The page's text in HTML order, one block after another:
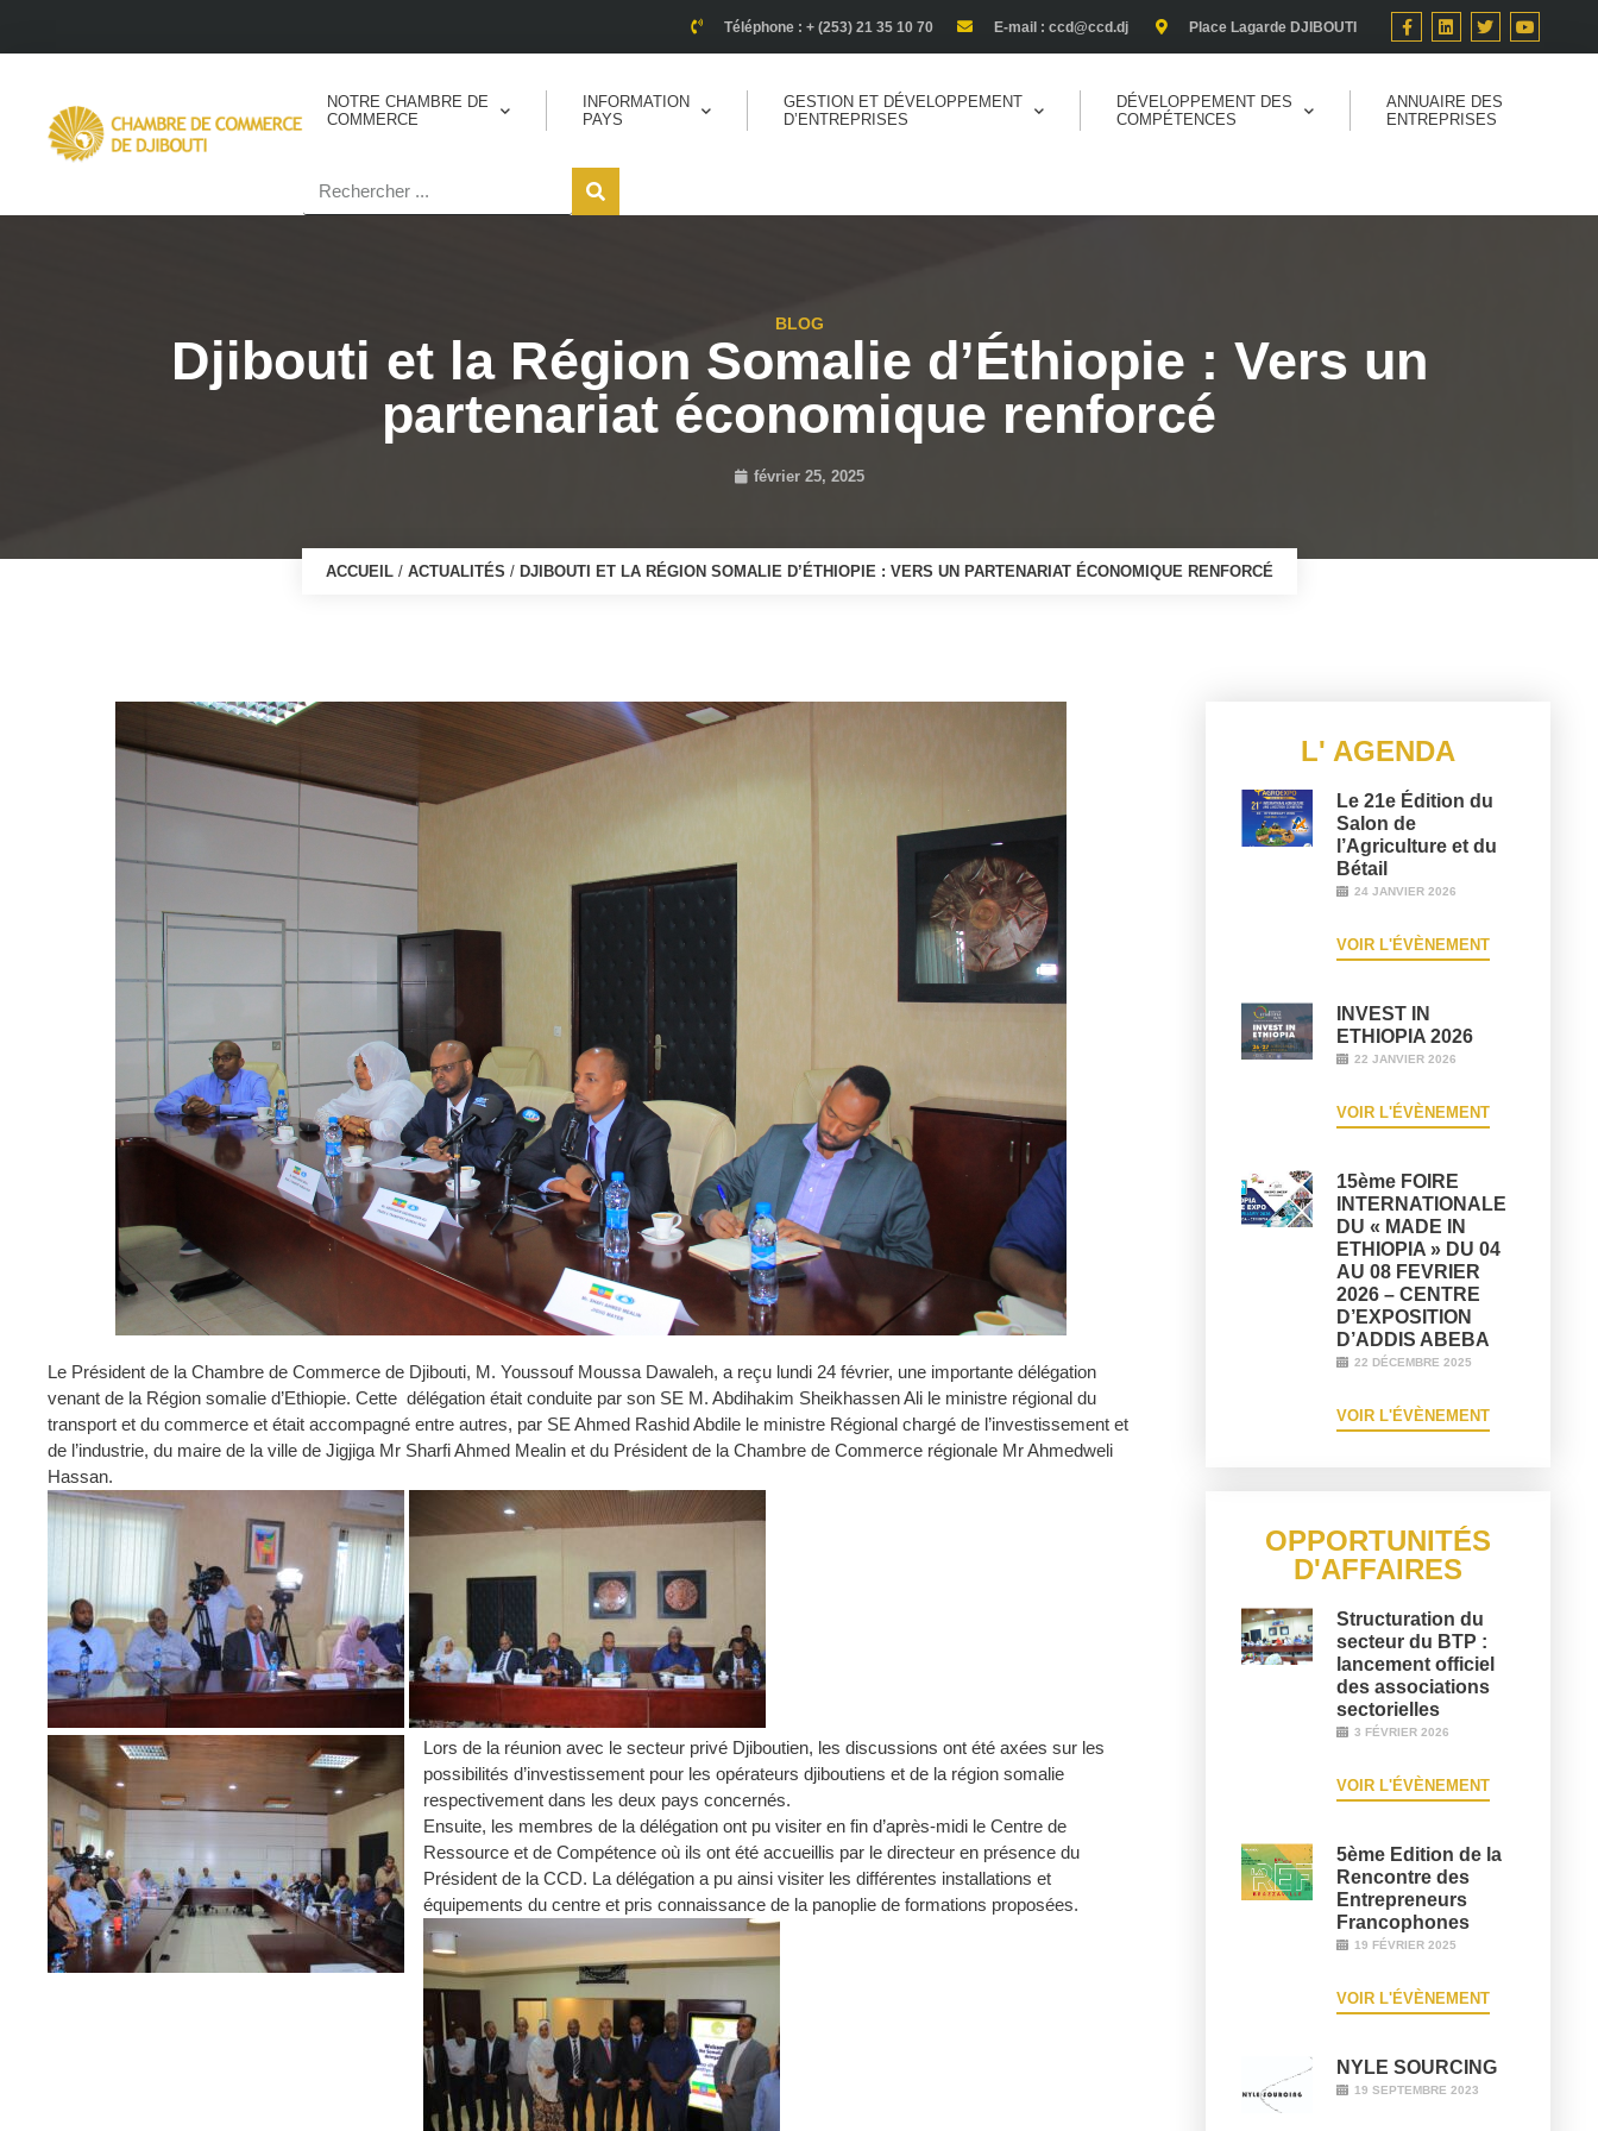
Téléphone : + (253) 21 35 10 70 E-mail : ccd@ccd.dj Place Lagarde DJIBOUTI
NOTRE CHAMBRE DE
COMMERCE
INFORMATION
PAYS
GESTION ET DÉVELOPPEMENT
D’ENTREPRISES
DÉVELOPPEMENT DES
COMPÉTENCES
ANNUAIRE DES
ENTREPRISES
BLOG
Djibouti et la Région Somalie d’Éthiopie : Vers un
partenariat économique renforcé
février 25, 2025
ACCUEIL/ ACTUALITÉS / DJIBOUTI ET LA RÉGION SOMALIE D’ÉTHIOPIE : VERS UN PARTENARIAT ÉCONOMIQUE RENFORCÉ
Le Président de la Chambre de Commerce de Djibouti, M. Youssouf Moussa Dawaleh, a reçu lundi 24 février, une importante délégation
venant de la Région somalie d’Ethiopie. Cette délégation était conduite par son SE M. Abdihakim Sheikhassen Ali le ministre régional du
transport et du commerce et était accompagné entre autres, par SE Ahmed Rashid Abdile le ministre Régional chargé de l’investissement et
de l’industrie, du maire de la ville de Jigjiga Mr Sharfi Ahmed Mealin et du Président de la Chambre de Commerce régionale Mr Ahmedweli
Hassan.
Lors de la réunion avec le secteur privé Djiboutien, les discussions ont été axées sur les
possibilités d’investissement pour les opérateurs djiboutiens et de la région somalie
respectivement dans les deux pays concernés.
Ensuite, les membres de la délégation ont pu visiter en fin d’après-midi le Centre de
Ressource et de Compétence où ils ont été accueillis par le directeur en présence du
Président de la CCD. La délégation a pu ainsi visiter les différentes installations et
équipements du centre et pris connaissance de la panoplie de formations proposées.
L' AGENDA
Le 21e Édition du
Salon de
l’Agriculture et du
Bétail
24 JANVIER 2026
VOIR L'ÉVÈNEMENT
INVEST IN
ETHIOPIA 2026
22 JANVIER 2026
VOIR L'ÉVÈNEMENT
15ème FOIRE
INTERNATIONALE
DU « MADE IN
ETHIOPIA » DU 04
AU 08 FEVRIER
2026 – CENTRE
D’EXPOSITION
D’ADDIS ABEBA
22 DÉCEMBRE 2025
VOIR L'ÉVÈNEMENT
OPPORTUNITÉS
D'AFFAIRES
Structuration du
secteur du BTP :
lancement officiel
des associations
sectorielles
3 FÉVRIER 2026
VOIR L'ÉVÈNEMENT
5ème Edition de la
Rencontre des
Entrepreneurs
Francophones
19 FÉVRIER 2025
VOIR L'ÉVÈNEMENT
NYLE SOURCING
19 SEPTEMBRE 2023